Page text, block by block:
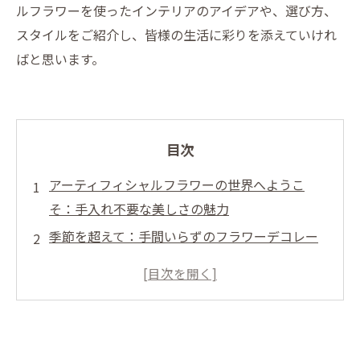
ルフラワーを使ったインテリアのアイデアや、選び方、
スタイルをご紹介し、皆様の生活に彩りを添えていけれ
ばと思います。
目次
アーティフィシャルフラワーの世界へようこ
そ：手入れ不要な美しさの魅力
季節を超えて：手間いらずのフラワーデコレー
アレルギー持ちでも安心：アーティフィシャル